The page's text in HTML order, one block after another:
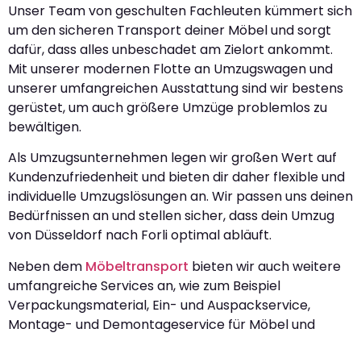
Unser Team von geschulten Fachleuten kümmert sich
um den sicheren Transport deiner Möbel und sorgt
dafür, dass alles unbeschadet am Zielort ankommt.
Mit unserer modernen Flotte an Umzugswagen und
unserer umfangreichen Ausstattung sind wir bestens
gerüstet, um auch größere Umzüge problemlos zu
bewältigen.
Als Umzugsunternehmen legen wir großen Wert auf
Kundenzufriedenheit und bieten dir daher flexible und
individuelle Umzugslösungen an. Wir passen uns deinen
Bedürfnissen an und stellen sicher, dass dein Umzug
von Düsseldorf nach Forli optimal abläuft.
Neben dem Möbeltransport bieten wir auch weitere
umfangreiche Services an, wie zum Beispiel
Verpackungsmaterial, Ein- und Auspackservice,
Montage- und Demontageservice für Möbel und